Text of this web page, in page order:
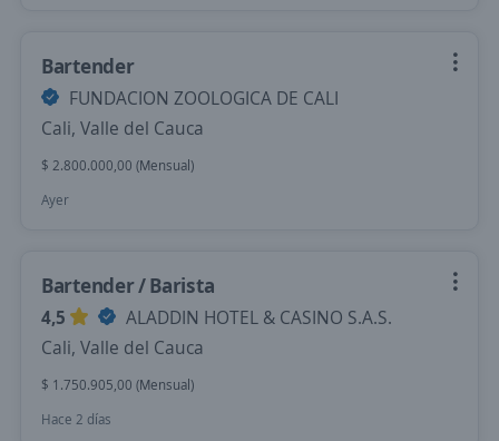
Bartender
FUNDACION ZOOLOGICA DE CALI
Cali, Valle del Cauca
$ 2.800.000,00 (Mensual)
Ayer
Bartender / Barista
4,5
ALADDIN HOTEL & CASINO S.A.S.
Cali, Valle del Cauca
$ 1.750.905,00 (Mensual)
Hace 2 días